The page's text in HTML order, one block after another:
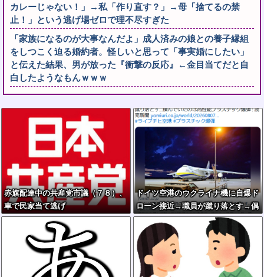
カレーじゃない！」→私「作り直す？」→母「捨てるの禁
止！」という逃げ場ゼロで理不尽すぎた
「家族になるのが大事なんだよ」成人済みの娘との養子縁組
をしつこく迫る婚約者。怪しいと思って「事実婚にしたい」
と伝えた結果、男が放った『衝撃の反応』←金目当てだと自
白したようなもんｗｗｗ
赤旗配達中の共産党市議（７８）、
車で民家当て逃げ
ドイツ空港のウクライナ機に自爆ド
ローン接近→職員が蹴り落とす→偶
然起爆装置が壊れセーフ